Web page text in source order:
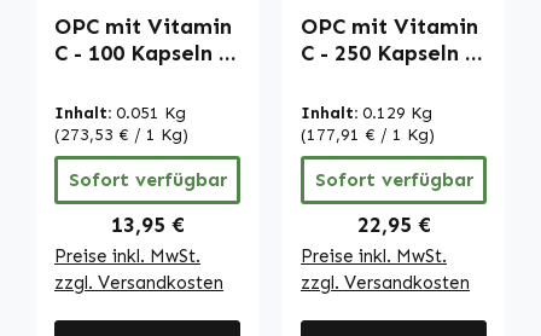
OPC mit Vitamin
C - 100 Kapseln -
- für Zellschutz,
Immunsystem,
Kollagenbildung
uvm. - vegan |
Warnke
Vitalstoffe
Inhalt: 0.051 Kg
(273,53 € / 1 Kg)
Sofort verfügbar
Regulärer Preis:
13,95 €
Preise inkl. MwSt.
zzgl. Versandkosten
OPC mit Vitamin
C - 250 Kapseln -
- für Zellschutz,
Immunsystem,
Kollagenbildung
uvm. - vegan |
Warnke
Vitalstoffe
Inhalt: 0.129 Kg
(177,91 € / 1 Kg)
Sofort verfügbar
Regulärer Preis:
22,95 €
Preise inkl. MwSt.
zzgl. Versandkosten